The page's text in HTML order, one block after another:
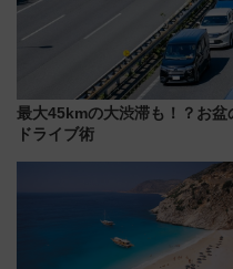
最大45kmの大渋滞も！？お
ドライブ術